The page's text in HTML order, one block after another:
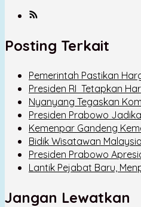
Posting Terkait
Pemerintah Pastikan
Presiden RI Tetapkan
Nyanyang Tegaskan
Presiden Prabowo
Kemenpar Gandeng
Bidik Wisatawan
Presiden Prabowo
Lantik Pejabat Baru,
Jangan Lewatkan